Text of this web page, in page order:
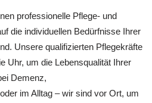
professionelle Pflege- und
die individuellen Bedürfnisse Ihrer
Unsere qualifizierten Pflegekräfte
Uhr, um die Lebensqualität Ihrer
Demenz,
im Alltag – wir sind vor Ort, um